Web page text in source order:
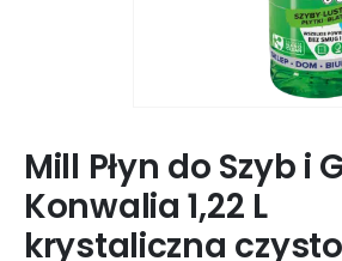
Mill Płyn do Szyb i
Konwalia 1,22 L
krystaliczna